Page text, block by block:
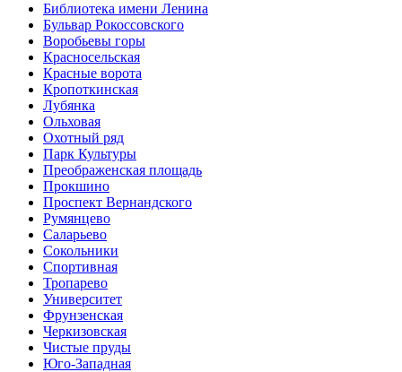
Библиотека имени Ленина
Бульвар Рокоссовского
Воробьевы горы
Красно­сельская
Красные ворота
Кропоткинс­кая
Лубянка
Ольховая
Охотный ряд
Парк Культуры
Преобра­женская площадь
Прокшино
Проспект Вернандского
Румянцево
Саларьево
Сокольники
Спортивная
Тропарево
Университет
Фрунзенская
Черкизовская
Чистые пруды
Юго-Западная